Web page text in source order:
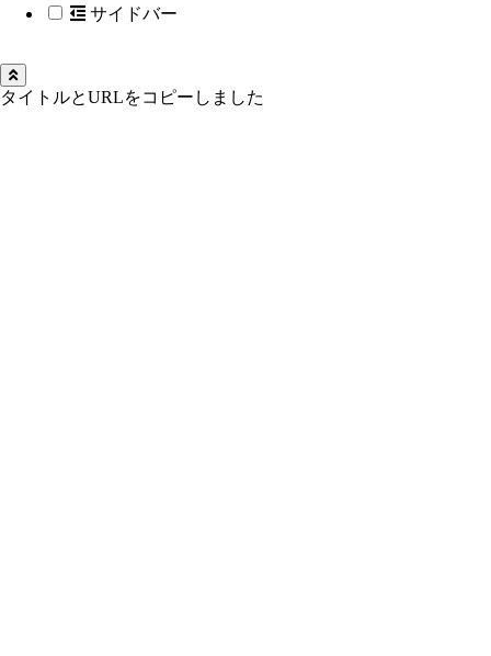
サイドバー
タイトルとURLをコピーしました